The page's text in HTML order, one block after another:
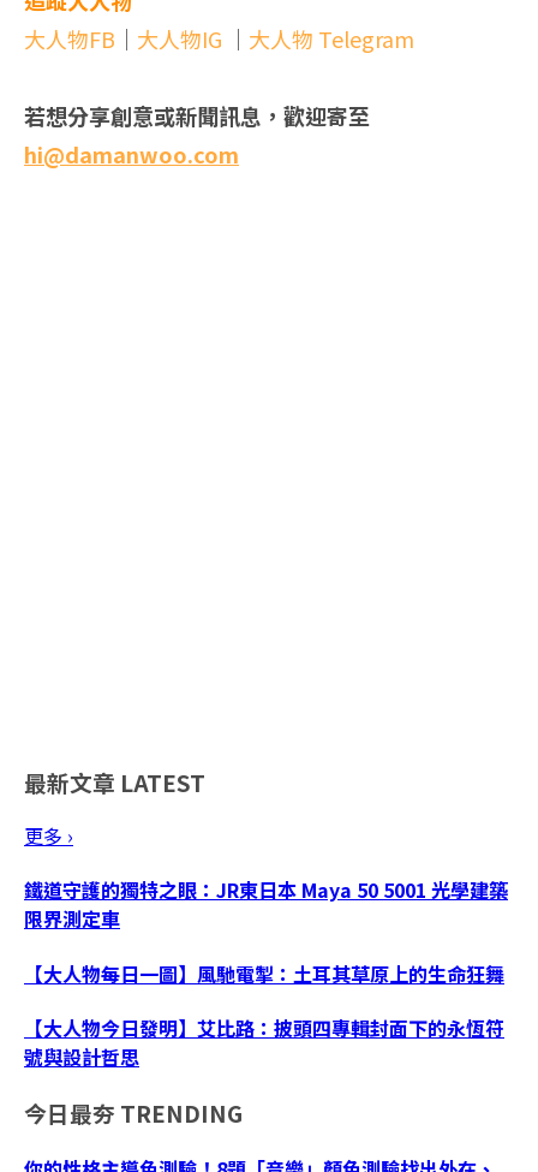
大人物FB ｜ 大人物IG ｜ 大人物 Telegram
若想分享創意或新聞訊息，歡迎寄至
hi@damanwoo.com
最新文章 LATEST
更多 ›
鐵道守護的獨特之眼：JR東日本 Maya 50 5001 光學建築
限界測定車
【大人物每日一圖】風馳電掣：土耳其草原上的生命狂舞
【大人物今日發明】艾比路：披頭四專輯封面下的永恆符
號與設計哲思
今日最夯 TRENDING